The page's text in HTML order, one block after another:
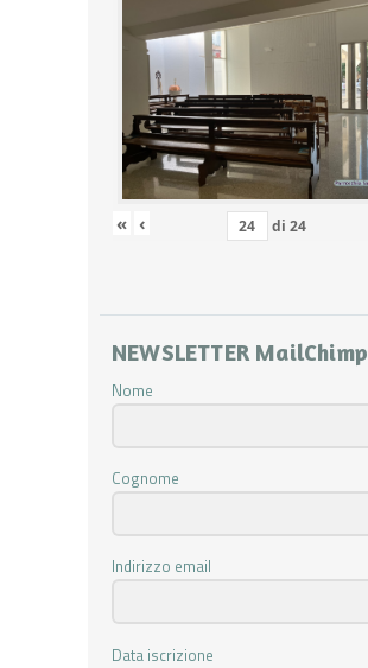
« ‹ di 24
NEWSLETTER MailChimp
Nome
Cognome
Indirizzo email
Data iscrizione